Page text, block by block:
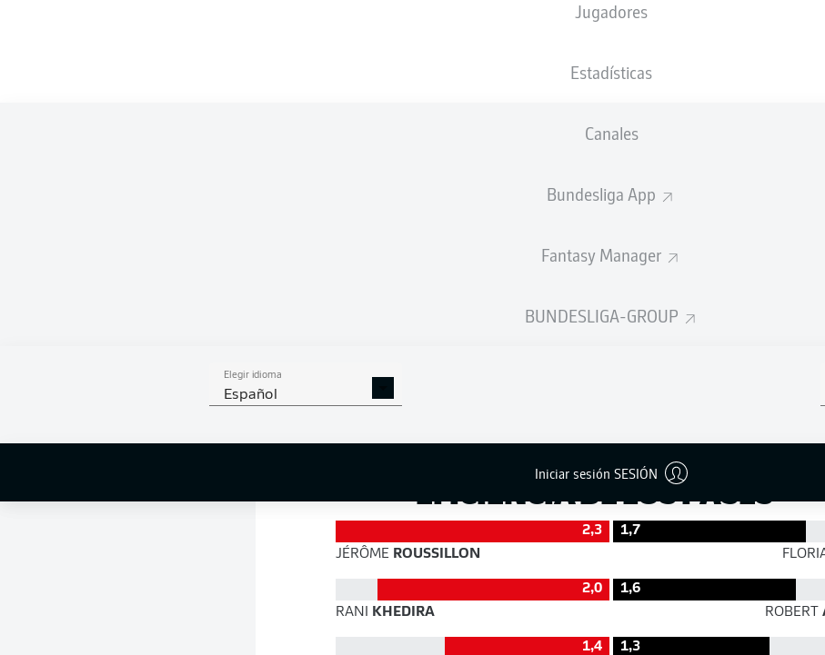
Jugadores
Estadísticas
Canales
Bundesliga App
Fantasy Manager
BUNDESLIGA-GROUP
Elegir idioma
Español
Iniciar sesión SESIÓN
XGOALS
EFICIENCIA DE LOS PASES
2,3
1,7
JÉRÔME ROUSSILLON
2,0
1,6
RANI KHEDIRA ROBERT
1,4
1,3